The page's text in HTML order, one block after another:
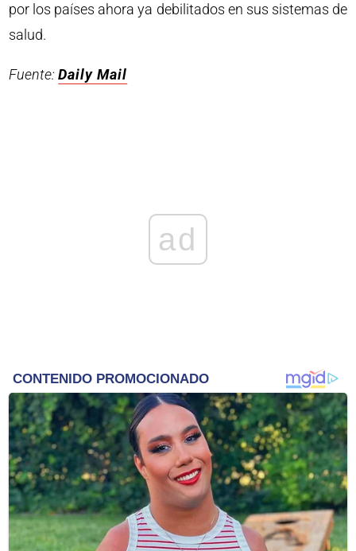
por los países ahora ya debilitados en sus sistemas de
salud.
Fuente:Daily Mail
ad